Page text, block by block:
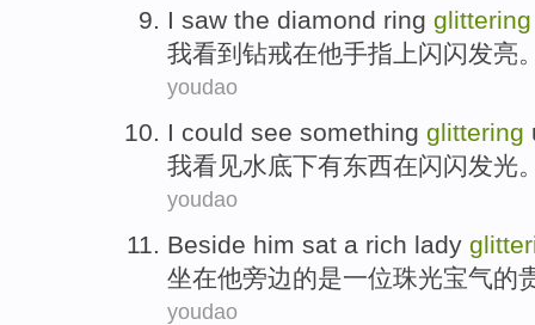
I saw the diamond ring glittering
我看到 钻戒在他手指上闪闪发亮
youdao
I could see something glittering
我看见水底下有东西在闪闪发光
youdao
Beside him sat a rich lady
坐在他旁边的是一位珠光宝气的
youdao